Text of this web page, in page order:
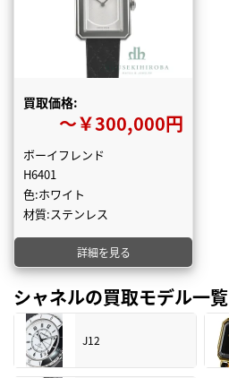
買取価格:
〜￥300,000円
ボーイフレンド
H6401
色:ホワイト
材質:ステンレス
詳細を見る
シャネルの買取モデル一覧
J12